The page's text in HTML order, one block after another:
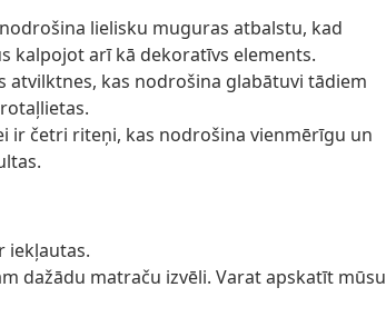
lielisku muguras atbalstu, kad
kalpojot arī kā dekoratīvs elements.
atvilktnes, kas nodrošina glabātuvi tādiem
ir četri riteņi, kas nodrošina vienmērīgu un
iekļautas.
dažādu matraču izvēli. Varat apskatīt mūsu